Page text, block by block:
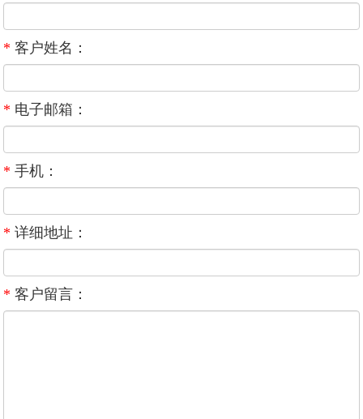
* 客户姓名：
* 电子邮箱：
* 手机：
* 详细地址：
* 客户留言：